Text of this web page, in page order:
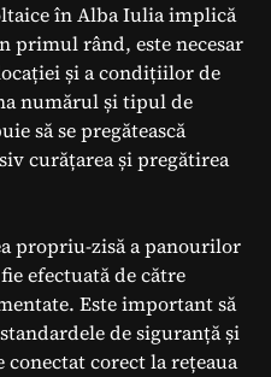
în Alba Iulia implică
rând, este necesar
și a condițiilor de
numărul și tipul de
să se pregătească
curățarea și pregătirea
propriu-zisă a panourilor
efectuată de către
Este important să
de siguranță și
conectat corect la rețeaua